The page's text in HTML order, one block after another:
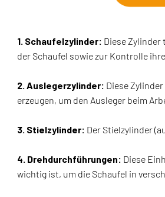
1. Schaufelzylinder: Diese Zylinder
der Schaufel sowie zur Kontrolle
2. Auslegerzylinder: Diese
erzeugen, um den Ausleger beim
3. Stielzylinder: Der Stielzylinder
4. Drehdurchführungen: Diese
wichtig ist, um die Schaufel in